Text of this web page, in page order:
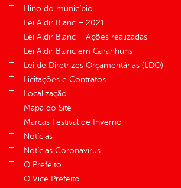
Hino do município
Lei Aldir Blanc – 2021
Lei Aldir Blanc – Ações realizadas
Lei Aldir Blanc em Garanhuns
Lei de Diretrizes Orçamentárias (LDO)
Licitações e Contratos
Localização
Mapa do Site
Marcas Festival de Inverno
Notícias
Notícias Coronavírus
O Prefeito
O Vice Prefeito